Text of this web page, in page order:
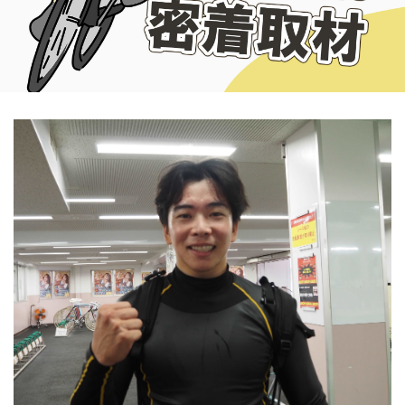
記者紹介
運営会社概要
ご意見をお聞かせください
お問い合わせ
支払い方法、ポイント利用規約
車券は20歳になってから・のめり込む不安のある方のご相
談
よくある質問